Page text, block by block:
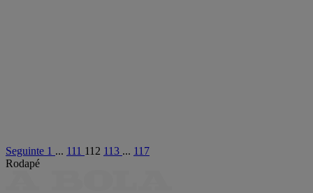
Seguinte 1 ... 111 112 113 ... 117
Rodapé